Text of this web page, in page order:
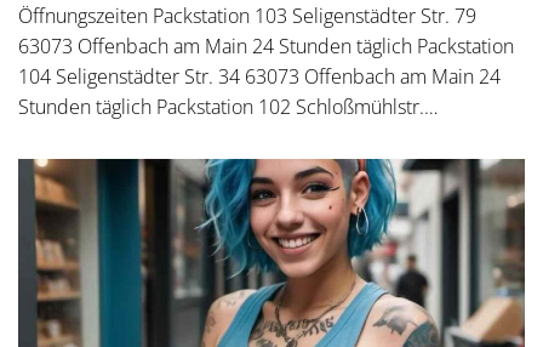
Öffnungszeiten Packstation 103 Seligenstädter Str. 79
63073 Offenbach am Main 24 Stunden täglich Packstation
104 Seligenstädter Str. 34 63073 Offenbach am Main 24
Stunden täglich Packstation 102 Schloßmühlstr.…